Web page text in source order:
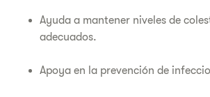
Ayuda a mantener niveles de
adecuados.
Apoya en la prevención de